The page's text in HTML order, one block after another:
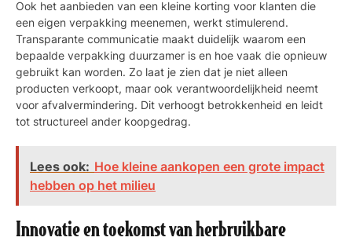
Ook het aanbieden van een kleine korting voor klanten die
een eigen verpakking meenemen, werkt stimulerend.
Transparante communicatie maakt duidelijk waarom een
bepaalde verpakking duurzamer is en hoe vaak die opnieuw
gebruikt kan worden. Zo laat je zien dat je niet alleen
producten verkoopt, maar ook verantwoordelijkheid neemt
voor afvalvermindering. Dit verhoogt betrokkenheid en leidt
tot structureel ander koopgedrag.
Lees ook: Hoe kleine aankopen een grote impact
hebben op het milieu
Innovatie en toekomst van herbruikbare